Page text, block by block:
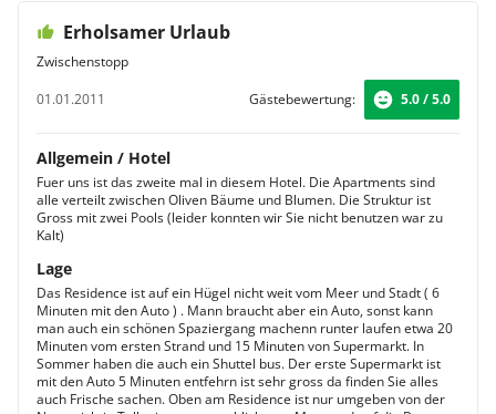
Erholsamer Urlaub
Zwischenstopp
01.01.2011
Gästebewertung: 5.0 / 5.0
Allgemein / Hotel
Fuer uns ist das zweite mal in diesem Hotel. Die Apartments sind
alle verteilt zwischen Oliven Bäume und Blumen. Die Struktur ist
Gross mit zwei Pools (leider konnten wir Sie nicht benutzen war zu
Kalt)
Lage
Das Residence ist auf ein Hügel nicht weit vom Meer und Stadt ( 6
Minuten mit den Auto ) . Mann braucht aber ein Auto, sonst kann
man auch ein schönen Spaziergang machenn runter laufen etwa 20
Minuten vom ersten Strand und 15 Minuten von Supermarkt. In
Sommer haben die auch ein Shuttel bus. Der erste Supermarkt ist
mit den Auto 5 Minuten entfehrn ist sehr gross da finden Sie alles
auch Frische sachen. Oben am Residence ist nur umgeben von der